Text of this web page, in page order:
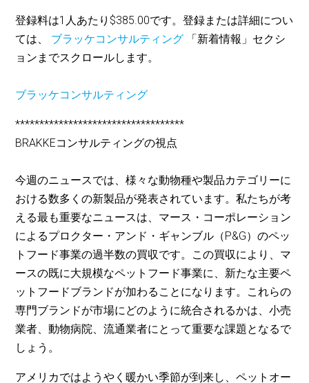
登録料は1人あたり$385.00です。登録または詳細につい
ては、 ブラッケコンサルティング 「新着情報」セクシ
ョンまでスクロールします。
ブラッケコンサルティング
***********************************
BRAKKEコンサルティングの視点
今週のニュースでは、様々な動物種や製品カテゴリーに
おける数多くの新製品が発表されています。私たちが考
える最も重要なニュースは、マース・コーポレーション
によるプロクター・アンド・ギャンブル（P&G）のペッ
トフード事業の過半数の買収です。この買収により、マ
ースの既に大規模なペットフード事業に、新たな主要ペ
ットフードブランドが加わることになります。これらの
専門ブランドが市場にどのように統合されるかは、小売
業者、動物病院、流通業者にとって重要な課題となるで
しょう。
アメリカではようやく暖かい季節が到来し、ペットオー